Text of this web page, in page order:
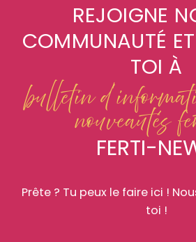
REJOIGNE
COMMUNAUTÉ
TOI À
bulletin
nouveautés
FERTI-
Prête ? Tu peux le faire ici !
toi !